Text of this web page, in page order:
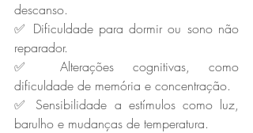
descanso.
✅ Dificuldade para dormir ou sono não
reparador.
✅ Alterações cognitivas, como
dificuldade de memória e concentração.
✅ Sensibilidade a estímulos como luz,
barulho e mudanças de temperatura.